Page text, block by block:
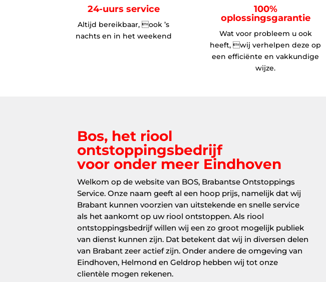
24-uurs service
Altijd bereikbaar, ook ’s
nachts en in het weekend
100%
oplossingsgarantie
Wat voor probleem u ook
heeft, wij verhelpen deze op
een efficiënte en vakkundige
wijze.
Bos, het riool
ontstoppingsbedrijf
voor onder meer Eindhoven
Welkom op de website van BOS, Brabantse Ontstoppings
Service. Onze naam geeft al een hoop prijs, namelijk dat wij
Brabant kunnen voorzien van uitstekende en snelle service
als het aankomt op uw riool ontstoppen. Als riool
ontstoppingsbedrijf willen wij een zo groot mogelijk publiek
van dienst kunnen zijn. Dat betekent dat wij in diversen delen
van Brabant zeer actief zijn. Onder andere de omgeving van
Eindhoven, Helmond en Geldrop hebben wij tot onze
clientèle mogen rekenen.